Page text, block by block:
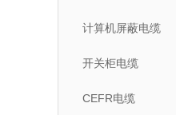
计算机屏蔽电缆
开关柜电缆
CEFR电缆